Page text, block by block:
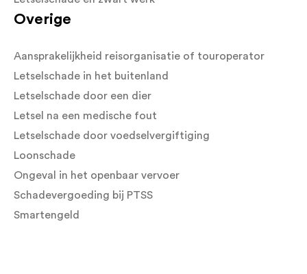
Overige
Aansprakelijkheid reisorganisatie of touroperator
Letselschade in het buitenland
Letselschade door een dier
Letsel na een medische fout
Letselschade door voedselvergiftiging
Loonschade
Ongeval in het openbaar vervoer
Schadevergoeding bij PTSS
Smartengeld